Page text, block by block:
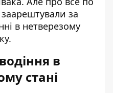
за
в нетверезому
в
стані